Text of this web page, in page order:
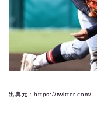
出典元：https://twitter.com/